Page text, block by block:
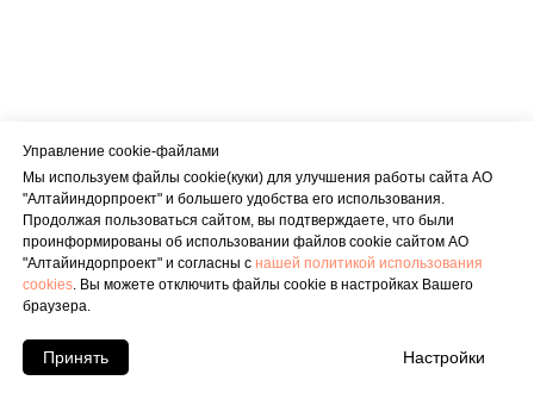
Управление сookie-файлами
Мы используем файлы cookie(куки) для улучшения работы сайта АО
"Алтайиндорпроект" и большего удобства его использования.
Продолжая пользоваться сайтом, вы подтверждаете, что были
проинформированы об использовании файлов cookie сайтом АО
"Алтайиндорпроект" и согласны с нашей политикой использования
cookies. Вы можете отключить файлы cookie в настройках Вашего
браузера.
Принять Настройки